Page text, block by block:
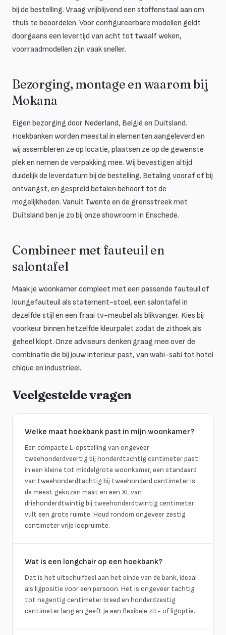
bij de bestelling. Vraag vrijblijvend een stoffenstaal aan om
thuis te beoordelen. Voor configureerbare modellen geldt
doorgaans een levertijd van acht tot twaalf weken,
voorraadmodellen zijn vaak sneller.
Bezorging, montage en waarom bij
Mokana
Eigen bezorging door Nederland, België en Duitsland.
Hoekbanken worden meestal in elementen aangeleverd en
wij assembleren ze op locatie, plaatsen ze op de gewenste
plek en nemen de verpakking mee. Wij bevestigen altijd
duidelijk de leverdatum bij de bestelling. Betaling vooraf of bij
ontvangst, en gespreid betalen behoort tot de
mogelijkheden. Vanuit Twente en de grensstreek met
Duitsland ben je zo bij onze showroom in Enschede.
Combineer met fauteuil en
salontafel
Maak je woonkamer compleet met een passende fauteuil of
loungefauteuil als statement-stoel, een salontafel in
dezelfde stijl en een fraai tv-meubel als blikvanger. Kies bij
voorkeur binnen hetzelfde kleurpalet zodat de zithoek als
geheel klopt. Onze adviseurs denken graag mee over de
combinatie die bij jouw interieur past, van wabi-sabi tot hotel
chique en industrieel.
Veelgestelde vragen
Welke maat hoekbank past in mijn woonkamer?
Een compacte L-opstelling van ongeveer
tweehonderdveertig bij honderdtachtig centimeter past
in een kleine tot middelgrote woonkamer, een standaard
van tweehonderdtachtig bij tweehonderd centimeter is
de meest gekozen maat en een XL van
driehonderdtwintig bij tweehonderdtwintig centimeter
vult een grote ruimte. Houd rondom ongeveer zestig
centimeter vrije loopruimte.
Wat is een longchair op een hoekbank?
Dat is het uitschuifdeel aan het einde van de bank, ideaal
als ligpositie voor een persoon. Het is ongeveer tachtig
tot negentig centimeter breed en honderdzestig
centimeter lang en geeft je een flexibele zit- of ligoptie.